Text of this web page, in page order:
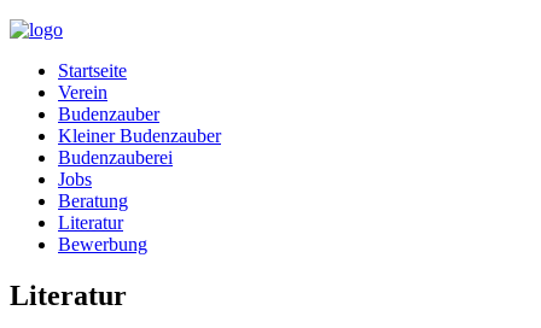
Startseite
Verein
Budenzauber
Kleiner Budenzauber
Budenzauberei
Jobs
Beratung
Literatur
Bewerbung
Literatur